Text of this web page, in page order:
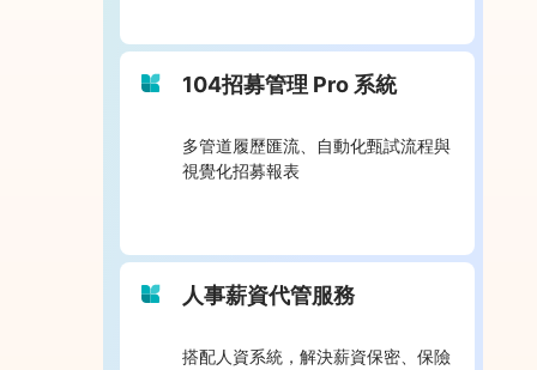
104招募管理 Pro 系統
多管道履歷匯流、自動化甄試流程與
視覺化招募報表
人事薪資代管服務
搭配人資系統，解決薪資保密、保險